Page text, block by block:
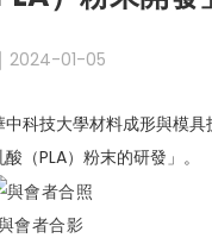
2024-01-05
科技大學材料成形與模
（PLA）粉末的研發」。
會者合影